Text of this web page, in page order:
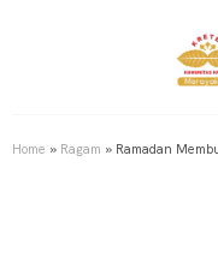
Home » Ragam » Ramadan